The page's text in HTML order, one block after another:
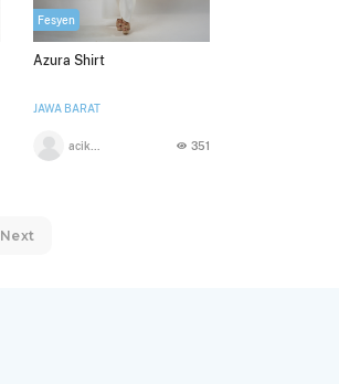
Fesyen
Azura Shirt
JAWA BARAT
351
Next